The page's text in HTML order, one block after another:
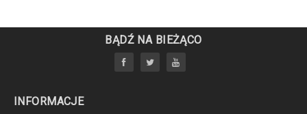
BĄDŹ NA BIEŻĄCO
INFORMACJE